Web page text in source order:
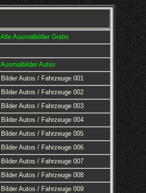
Alle Ausmalbilder Gratis
Ausmalbilder Autos
Bilder Autos / Fahrzeuge 001
Bilder Autos / Fahrzeuge 002
Bilder Autos / Fahrzeuge 003
Bilder Autos / Fahrzeuge 004
Bilder Autos / Fahrzeuge 005
Bilder Autos / Fahrzeuge 006
Bilder Autos / Fahrzeuge 007
Bilder Autos / Fahrzeuge 008
Bilder Autos / Fahrzeuge 009